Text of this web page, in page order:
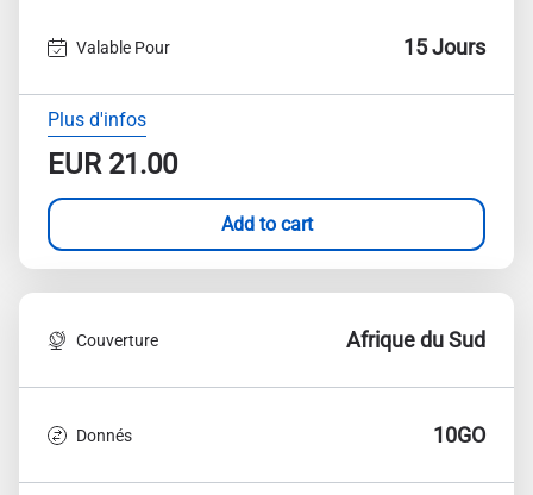
Valable Pour 15 Jours
Plus d'infos
EUR21.00
Add to cart
Couverture Afrique du Sud
Donnés 10GO